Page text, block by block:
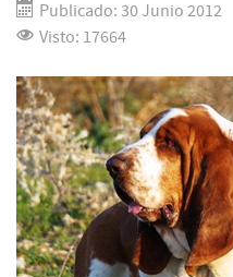
Publicado: 30 Junio 2012
Visto: 17664